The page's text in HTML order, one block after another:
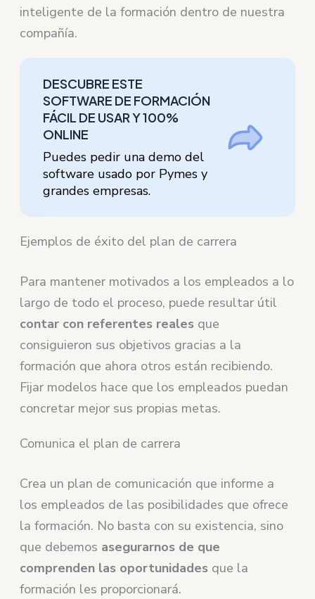
inteligente de la formación dentro de nuestra
compañía.
DESCUBRE ESTE
SOFTWARE DE FORMACIÓN
FÁCIL DE USAR Y 100%
ONLINE
Puedes pedir una demo del
software usado por Pymes y
grandes empresas.
Ejemplos de éxito del plan de carrera
Para mantener motivados a los empleados a lo
largo de todo el proceso, puede resultar útil
contar con referentes reales que
consiguieron sus objetivos gracias a la
formación que ahora otros están recibiendo.
Fijar modelos hace que los empleados puedan
concretar mejor sus propias metas.
Comunica el plan de carrera
Crea un plan de comunicación que informe a
los empleados de las posibilidades que ofrece
la formación. No basta con su existencia, sino
que debemos asegurarnos de que
comprenden las oportunidades que la
formación les proporcionará.